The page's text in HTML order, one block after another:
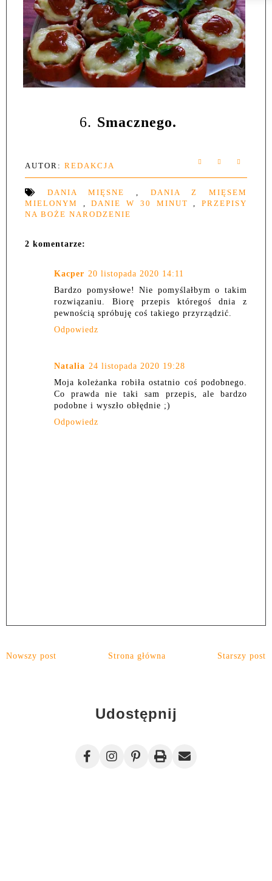
6. Smacznego.
AUTOR: REDAKCJA
DANIA MIĘSNE
DANIA Z MIĘSEM
MIELONYM
,DANIE W 30 MINUT ,PRZEPISY
NA BOŻE NARODZENIE
2 komentarze:
Kacper 20 listopada 2020 14:11
Bardzo pomysłowe! Nie pomyślałbym o takim
rozwiązaniu. Biorę przepis któregoś dnia z
pewnością spróbuję coś takiego przyrządzić.
Odpowiedz
Natalia 24 listopada 2020 19:28
Moja koleżanka robiła ostatnio coś podobnego.
Co prawda nie taki sam przepis, ale bardzo
podobne i wyszło obłędnie ;)
Odpowiedz
Nowszy post Starszy post
Strona główna
Udostępnij